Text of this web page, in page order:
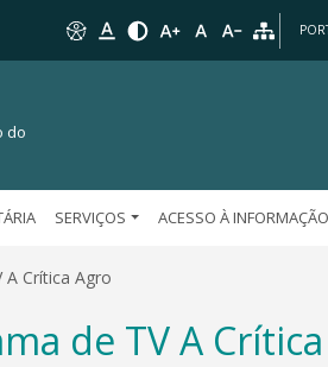
do
SERVIÇOS ACESSO À INFORMAÇÃO
Crítica Agro
de TV A